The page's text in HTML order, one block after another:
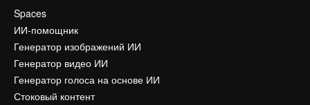
Spaces
ИИ-помощник
Генератор изображений ИИ
Генератор видео ИИ
Генератор голоса на основе ИИ
Стоковый контент